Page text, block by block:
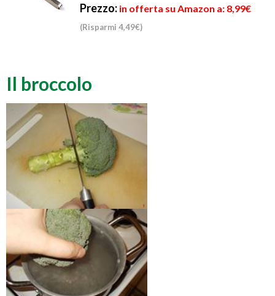
Prezzo: in offerta su Amazon a: 8,99€
(Risparmi 4,49€)
Il broccolo